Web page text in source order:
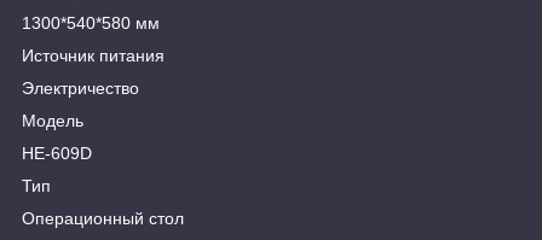
1300*540*580 мм
Источник питания
Электричество
Модель
HE-609D
Тип
Операционный стол